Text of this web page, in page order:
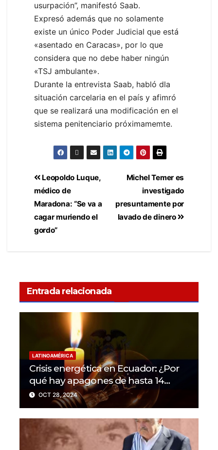
usurpación”, manifestó Saab.
Expresó además que no solamente
existe un único Poder Judicial que está
«asentado en Caracas», por lo que
considera que no debe haber ningún
«TSJ ambulante».
Durante la entrevista Saab, habló dla
situación carcelaria en el país y afimró
que se realizará una modificación en el
sistema penitenciario próximamemte.
Michel Temer es
investigado
presuntamente por
lavado de dinero
Leopoldo Luque,
médico de
Maradona: “Se va a
cagar muriendo el
gordo”
Entrada relacionada
LATINOAMÉRICA
Crisis energética en Ecuador: ¿Por
qué hay apagones de hasta 14
horas al día?
OCT 28, 2024